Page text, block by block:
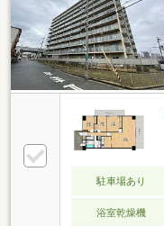
駐車場あり
浴室乾燥機